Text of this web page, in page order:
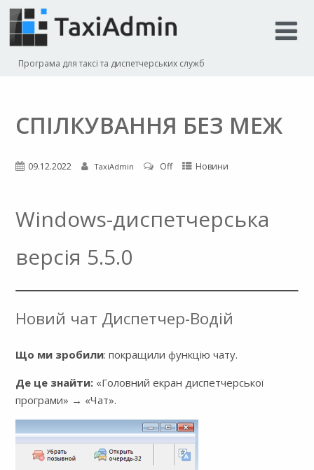
Програма для таксі та диспетчерських служб
СПІЛКУВАННЯ БЕЗ МЕЖ
09.12.2022 TaxiAdmin Off Новини
Windows-диспетчерська
версія 5.5.0
Новий чат Диспетчер-Водій
Що ми зробили: покращили функцію чату.
Де це знайти: «Головний екран диспетчерської
програми» → «Чат».